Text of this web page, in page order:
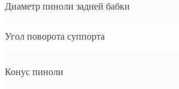
Диаметр пиноли задней бабки
Угол поворота суппорта
Конус пиноли